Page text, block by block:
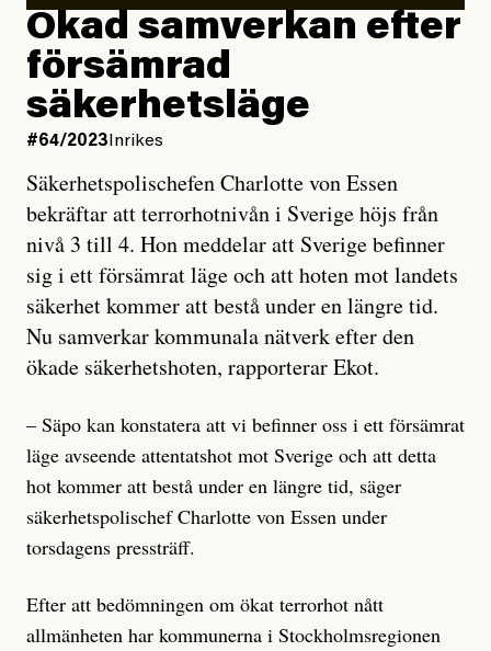
Ökad samverkan efter
försämrad
säkerhetsläge
#64/2023 Inrikes
Säkerhetspolischefen Charlotte von Essen
bekräftar att terrorhotnivån i Sverige höjs från
nivå 3 till 4. Hon meddelar att Sverige befinner
sig i ett försämrat läge och att hoten mot landets
säkerhet kommer att bestå under en längre tid.
Nu samverkar kommunala nätverk efter den
ökade säkerhetshoten, rapporterar Ekot.
– Säpo kan konstatera att vi befinner oss i ett försämrat
läge avseende attentatshot mot Sverige och att detta
hot kommer att bestå under en längre tid, säger
säkerhetspolischef Charlotte von Essen under
torsdagens pressträff.
Efter att bedömningen om ökat terrorhot nått
allmänheten har kommunerna i Stockholmsregionen